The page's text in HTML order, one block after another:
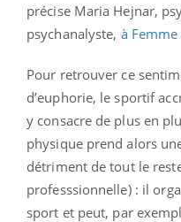
précise Maria Hejnar,
psychanalyste, à
Pour retrouver ce
d’euphorie, le sportif
y consacre de plus en
physique prend alors
détriment de tout le
professsionnelle) : il
sport et peut, par